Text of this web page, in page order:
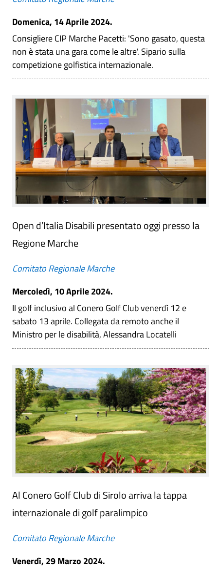
Domenica, 14 Aprile 2024.
Consigliere CIP Marche Pacetti: 'Sono gasato, questa
non è stata una gara come le altre'. Sipario sulla
competizione golfistica internazionale.
Open d’Italia Disabili presentato oggi presso la
Regione Marche
Comitato Regionale Marche
Mercoledì, 10 Aprile 2024.
Il golf inclusivo al Conero Golf Club venerdì 12 e
sabato 13 aprile. Collegata da remoto anche il
Ministro per le disabilità, Alessandra Locatelli
Al Conero Golf Club di Sirolo arriva la tappa
internazionale di golf paralimpico
Comitato Regionale Marche
Venerdì, 29 Marzo 2024.